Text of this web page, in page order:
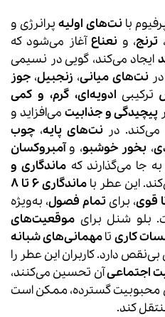
با نت‌های اولیهپرانرژی و
، ترنج، و نعناعآغاز می‌شود که
ایجاد می‌کند، گویی در نسیمی
نت‌های میانی، زنجبیل، جوز
ترکیبی ادویه‌ای، گرم، و کمی
پیچیدگی و جذابیت می‌افزاید و
می‌کند. در نت‌های پایه، چوب
، بخور خوشبو، وآمبروکسان
به جا می‌گذارند که ماندگاری و
این عطر با
ماندگاری 6 تا 8
قوی، برایتمام فصول، به‌ویژه
بلو شنل برای موقعیت‌های
کاری تامهمانی‌های شبانه
دارد. کاربران این عطر را
اجتماعیآن تحسین می‌کنند،
محبوبیت گسترده، ممکن است
کند.